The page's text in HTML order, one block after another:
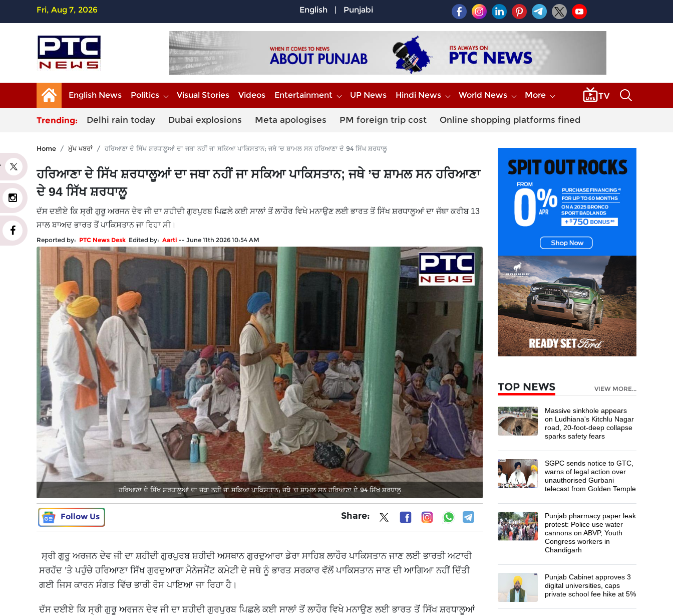
Fri, Aug 7, 2026 English | Punjabi
English News Politics Visual Stories Videos Entertainment UP News Hindi News World News More
Trending: Delhi rain today Dubai explosions Meta apologises PM foreign trip cost Online shopping platforms fined
Home ਮੁੱਖ ਖਬਰਾਂ ਹਰਿਆਣਾ ਦੇ ਸਿੱਖ ਸ਼ਰਧਾਲੂਆਂ ਦਾ ਜਥਾ ਨਹੀਂ ਜਾ ਸਕਿਆ ਪਾਕਿਸਤਾਨ; ਜਥੇ ’ਚ ਸ਼ਾਮਲ ਸਨ ਹਰਿਆਣਾ ਦੇ 94 ਸਿੱਖ ਸ਼ਰਧਾਲੂ
ਹਰਿਆਣਾ ਦੇ ਸਿੱਖ ਸ਼ਰਧਾਲੂਆਂ ਦਾ ਜਥਾ ਨਹੀਂ ਜਾ ਸਕਿਆ ਪਾਕਿਸਤਾਨ; ਜਥੇ ’ਚ ਸ਼ਾਮਲ ਸਨ ਹਰਿਆਣਾ
ਦੇ 94 ਸਿੱਖ ਸ਼ਰਧਾਲੂ
ਦੱਸ ਦਈਏ ਕਿ ਸ੍ਰੀ ਗੁਰੂ ਅਰਜਨ ਦੇਵ ਜੀ ਦਾ ਸ਼ਹੀਦੀ ਗੁਰਪੁਰਬ ਪਿਛਲੇ ਕਈ ਸਾਲਾਂ ਤੋਂ ਲਾਹੌਰ ਵਿਖੇ ਮਨਾਉਣ ਲਈ ਭਾਰਤ ਤੋਂ ਸਿੱਖ ਸ਼ਰਧਾਲੂਆਂ ਦਾ ਜੱਥਾ ਕਰੀਬ 13
ਸਾਲ ਬਾਅਦ ਭਾਰਤ ਤੋਂ ਪਾਕਿਸਤਾਨ ਜਾ ਰਿਹਾ ਸੀ।
Reported by: PTC News Desk Edited by: Aarti -- June 11th 2026 10:54 AM
ਹਰਿਆਣਾ ਦੇ ਸਿੱਖ ਸ਼ਰਧਾਲੂਆਂ ਦਾ ਜਥਾ ਨਹੀਂ ਜਾ ਸਕਿਆ ਪਾਕਿਸਤਾਨ; ਜਥੇ ’ਚ ਸ਼ਾਮਲ ਸਨ ਹਰਿਆਣਾ ਦੇ 94 ਸਿੱਖ ਸ਼ਰਧਾਲੂ
Follow Us Share:
ਸ੍ਰੀ ਗੁਰੂ ਅਰਜਨ ਦੇਵ ਜੀ ਦਾ ਸ਼ਹੀਦੀ ਗੁਰਪੁਰਬ ਸ਼ਹੀਦੀ ਅਸਥਾਨ ਗੁਰਦੁਆਰਾ ਡੇਰਾ ਸਾਹਿਬ ਲਾਹੌਰ ਪਾਕਿਸਤਾਨ ਜਾਣ ਲਈ ਭਾਰਤੀ ਅਟਾਰੀ
ਸਰਹੱਦ ’ਤੇ ਪਹੁੰਚੇ ਹਰਿਆਣਾ ਸਿੱਖ ਗੁਰਦੁਆਰਾ ਮੈਨੇਜਮੈਂਟ ਕਮੇਟੀ ਦੇ ਜਥੇ ਨੂੰ ਭਾਰਤ ਸਰਕਾਰ ਵੱਲੋਂ ਪਾਕਿਸਤਾਨ ਜਾਣ ਦੀ ਆਗਿਆ ਨਹੀਂ ਦਿੱਤੀ
ਗਈ ਜਿਸ ਕਾਰਨ ਸੰਗਤ ਵਿੱਚ ਭਾਰੀ ਰੋਸ ਪਾਇਆ ਜਾ ਰਿਹਾ ਹੈ।
ਦੱਸ ਦਈਏ ਕਿ ਸ੍ਰੀ ਗੁਰੂ ਅਰਜਨ ਦੇਵ ਜੀ ਦਾ ਸ਼ਹੀਦੀ ਗੁਰਪੁਰਬ ਪਿਛਲੇ ਕਈ ਸਾਲਾਂ ਤੋਂ ਲਾਹੌਰ ਵਿਖੇ ਮਨਾਉਣ ਲਈ ਭਾਰਤ ਤੋਂ ਸਿੱਖ ਸ਼ਰਧਾਲੂਆਂ
TOP NEWS VIEW MORE...
Massive sinkhole appears
on Ludhiana's Kitchlu Nagar
road, 20-foot-deep collapse
sparks safety fears
SGPC sends notice to GTC,
warns of legal action over
unauthorised Gurbani
telecast from Golden Temple
Punjab pharmacy paper leak
protest: Police use water
cannons on ABVP, Youth
Congress workers in
Chandigarh
Punjab Cabinet approves 3
digital universities, caps
private school fee hike at 5%